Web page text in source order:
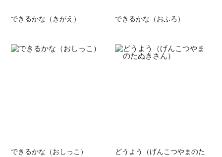
できるかな（きがえ） できるかな（おふろ）
できるかな（おしっこ）
どうよう（げんこつやまのた